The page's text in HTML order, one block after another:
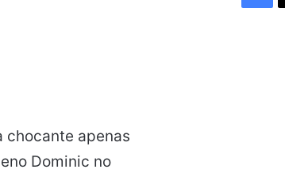
chocante apenas
Dominic no